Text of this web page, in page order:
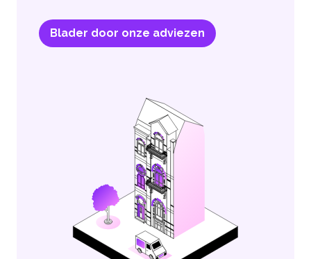
Blader door onze adviezen